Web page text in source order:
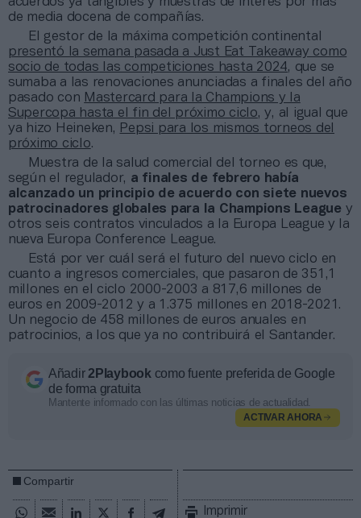
de media docena de compañías.
El gestor de la máxima competición continental
presentó la semana pasada a Just Eat Takeaway como
socio de todas las competiciones hasta 2024, que se
sumaba a las renovaciones anunciadas a finales del año
pasado con Mastercard para la Champions y la
Supercopa hasta el fin del próximo ciclo, y, al igual que
ya hizo Heineken, Pepsi para los mismos torneos del
próximo ciclo.
Muestra de la salud comercial del torneo es que,
según el regulador, a finales de febrero había
alcanzado un principio de acuerdo con siete nuevos
patrocinadores globales para la Champions League y
otros seis contratos vinculados a la Europa League y la
nueva Europa Conference League.
Está por ver cuál será el futuro del nuevo ciclo en
cuanto a ingresos comerciales, que pasaron de 351,1
millones en el ciclo 2000-2003 a 817,6 millones de
euros en 2009-2012 y a 1.375 millones en 2018-2021.
Un negocio de 458 millones de euros anuales en
patrocinios, a los que ya no contribuirá el Santander.
Añadir2Playbook como fuente preferida de Google
de forma gratuita
Mantente informado con las últimas noticias de actualidad.
ACTIVAR AHORA
Compartir
Imprimir